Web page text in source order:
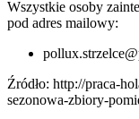
Wszystkie osoby
pod adres mailowy:
Źródło: http://praca-
sezonowa-zbiory-